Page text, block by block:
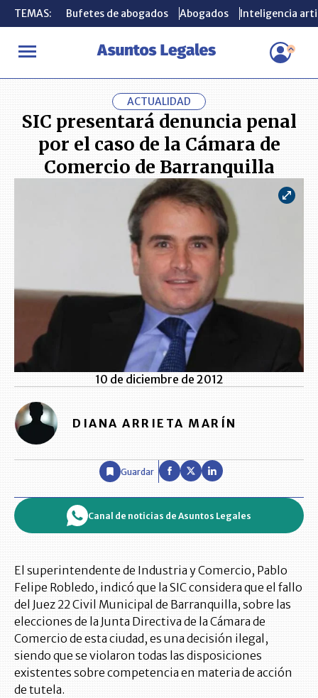
TEMAS: Bufetes de abogados Abogados Inteligencia
INICIO ACTUALIDAD SIC presentará denuncia penal por el
TEMAS: Bufetes de abogados Abogados Inteligencia
ACTUALIDAD
SIC presentará denuncia penal
por el caso de la Cámara de
Comercio de Barranquilla
10 de diciembre de 2012
DIANA ARRIETA MARÍN
Guardar
Canal de noticias de Asuntos Legales
El superintendente de Industria y Comercio, Pablo
Felipe Robledo, indicó que la SIC considera que el fallo
del Juez 22 Civil Municipal de Barranquilla, sobre las
elecciones de la Junta Directiva de la Cámara de
Comercio de esta ciudad, es una decisión ilegal,
siendo que se violaron todas las disposiciones
existentes sobre competencia en materia de acción
de tutela.